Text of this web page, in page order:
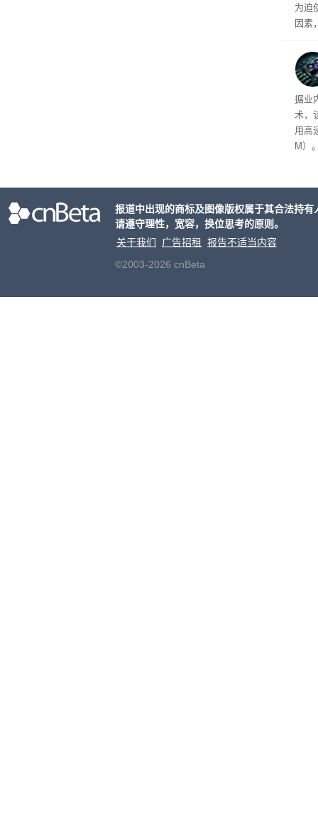
为迫
因素
新
普通
重
厂商
和“
据业
术，
用高
M）
报道中出现的商标及图像版权属于其合法持
请遵守理性，宽容，换位思考的原则。
关于我们
广告招租
报告不适当内容
©2003-2026 cnBeta